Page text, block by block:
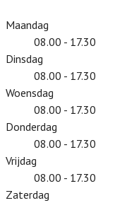
Maandag
08.00 - 17.30
Dinsdag
08.00 - 17.30
Woensdag
08.00 - 17.30
Donderdag
08.00 - 17.30
Vrijdag
08.00 - 17.30
Zaterdag